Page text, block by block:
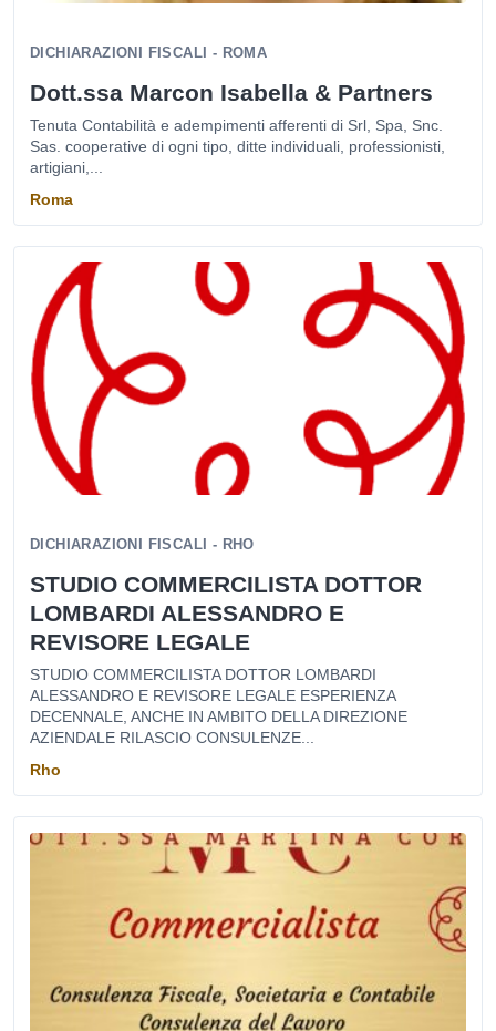
DICHIARAZIONI FISCALI - ROMA
Dott.ssa Marcon Isabella & Partners
Tenuta Contabilità e adempimenti afferenti di Srl, Spa, Snc.
Sas. cooperative di ogni tipo, ditte individuali, professionisti,
artigiani,...
Roma
DICHIARAZIONI FISCALI - RHO
STUDIO COMMERCILISTA DOTTOR
LOMBARDI ALESSANDRO E
REVISORE LEGALE
STUDIO COMMERCILISTA DOTTOR LOMBARDI
ALESSANDRO E REVISORE LEGALE ESPERIENZA
DECENNALE, ANCHE IN AMBITO DELLA DIREZIONE
AZIENDALE RILASCIO CONSULENZE...
Rho